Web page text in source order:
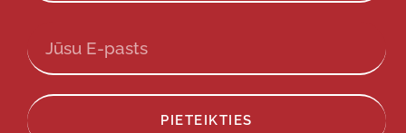
PIETEIKTIES